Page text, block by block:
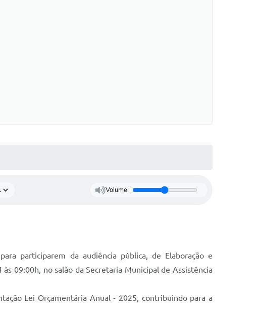
Volume
participarem da audiência pública, de Elaboração e
09:00h, no salão da Secretaria Municipal de Assistência
Lei Orçamentária Anual - 2025, contribuindo para a